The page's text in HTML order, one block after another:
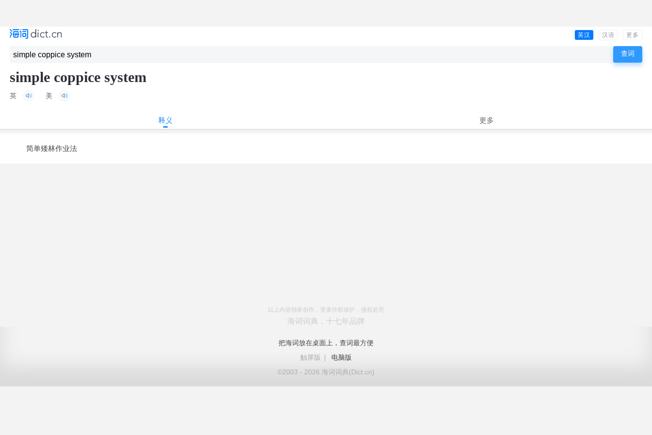
英汉 汉语 更多
simple coppice system
英 美
释义 更多
简单矮林作业法
以上内容独家创作，受著作权保护，侵权必究
海词词典，十七年品牌
把海词放在桌面上，查词最方便
触屏版
|
电脑版
©2003 - 2026 海词词典(Dict.cn)